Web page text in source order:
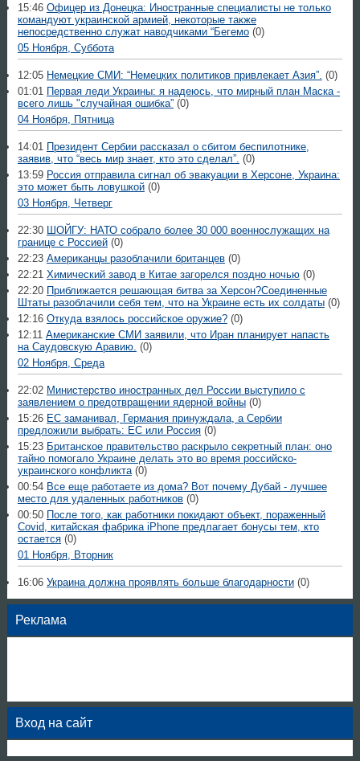
15:46 Офицер из Донецка: Иностранные специалисты не только
командуют украинской армией, некоторые также
непосредственно служат наводчиками “Бегемо (0)
05 Ноября, Суббота
12:05 Немецкие СМИ: “Немецких политиков привлекает Азия”. (0)
01:01 Первая леди Украины: я надеюсь, что мирный план Маска -
всего лишь "случайная ошибка” (0)
04 Ноября, Пятница
14:01 Президент Сербии рассказал о сбитом беспилотнике,
заявив, что “весь мир знает, кто это сделал”. (0)
13:59 Россия отправила сигнал об эвакуации в Херсоне, Украина:
это может быть ловушкой (0)
03 Ноября, Четверг
22:30 ШОЙГУ: НАТО собрало более 30 000 военнослужащих на
границе с Россией (0)
22:23 Американцы разоблачили британцев (0)
22:21 Химический завод в Китае загорелся поздно ночью (0)
22:20 Приближается решающая битва за Херсон?Соединенные
Штаты разоблачили себя тем, что на Украине есть их солдаты (0)
12:16 Откуда взялось российское оружие? (0)
12:11 Американские СМИ заявили, что Иран планирует напасть
на Саудовскую Аравию. (0)
02 Ноября, Среда
22:02 Министерство иностранных дел России выступило с
заявлением о предотвращении ядерной войны (0)
15:26 ЕС заманивал, Германия принуждала, а Сербии
предложили выбрать: ЕС или Россия (0)
15:23 Британское правительство раскрыло секретный план: оно
тайно помогало Украине делать это во время российско-
украинского конфликта (0)
00:54 Все еще работаете из дома? Вот почему Дубай - лучшее
место для удаленных работников (0)
00:50 После того, как работники покидают объект, пораженный
Covid, китайская фабрика iPhone предлагает бонусы тем, кто
остается (0)
01 Ноября, Вторник
16:06 Украина должна проявлять больше благодарности (0)
Реклама
Вход на сайт